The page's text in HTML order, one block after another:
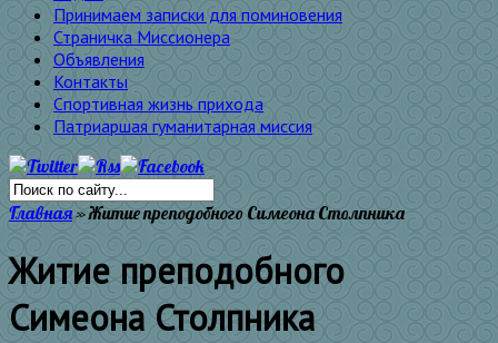
Принимаем записки для поминовения
Страничка Миссионера
Объявления
Контакты
Спортивная жизнь прихода
Патриаршая гуманитарная миссия
Главная»Житие преподобного Симеона Столпника
Житие преподобного
Симеона Столпника